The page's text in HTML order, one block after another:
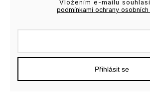
Vložením e-mailu
podmínkami ochrany osobních
Přihlásit se